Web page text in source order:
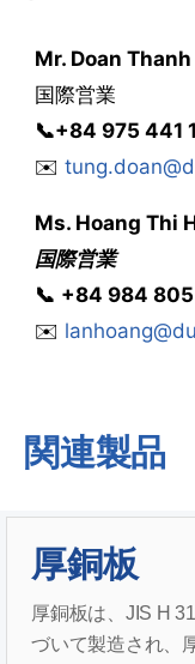
Mr. Doan
国際営業
📞+84 975 441
✉️
Ms.Hoang Thi
国際営業
📞 ‭‭+84 984
✉️
関連製品
厚銅板
厚銅板は、JIS H
づいて製造され、